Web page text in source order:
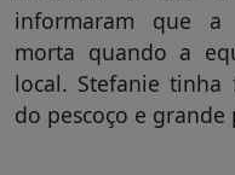
informaram que
morta quando a
local. Stefanie tinha
do pescoço e grande